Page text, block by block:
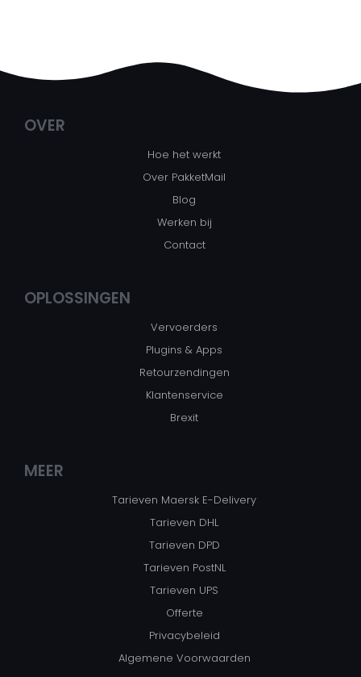
OVER
Hoe het werkt
Over PakketMail
Blog
Werken bij
Contact
OPLOSSINGEN
Vervoerders
Plugins & Apps
Retourzendingen
Klantenservice
Brexit
MEER
Tarieven Maersk E-Delivery
Tarieven DHL
Tarieven DPD
Tarieven PostNL
Tarieven UPS
Offerte
Privacybeleid
Algemene Voorwaarden